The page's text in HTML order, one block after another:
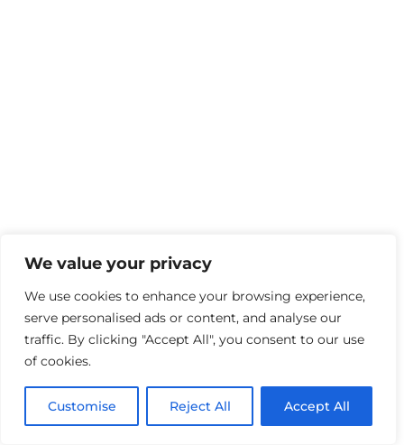
We value your privacy
We use cookies to enhance your browsing experience,
serve personalised ads or content, and analyse our
traffic. By clicking "Accept All", you consent to our use
of cookies.
Customise Reject All Accept All